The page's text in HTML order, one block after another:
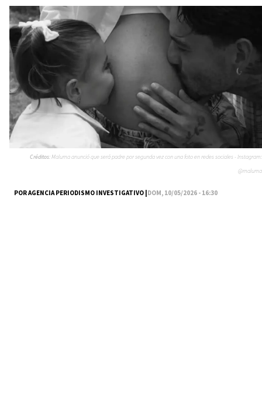
POR AGENCIA PERIODISMO INVESTIGATIVO |DOM, 10/05/2026 - 16:30
Créditos:Maluma anunció que será padre por segunda vez con una foto en redes sociales - Instagram:
@maluma